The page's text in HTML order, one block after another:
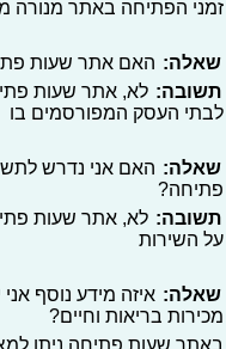
זמני הפתיחה באתר מנורה
שאלה: האם אתר שעות
תשובה: לא, אתר שעות
לבתי העסק המפורסמים בו
שאלה: האם אני נדרש
פתיחה?
תשובה: לא, אתר שעות
על השירות
שאלה: איזה מידע נוסף
מכירות בריאות וחיים?
באתר שעות פתיחה ניתן